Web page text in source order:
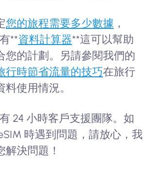
您的旅程需要多少數據 ，
**資料計算器**這可以幫助
您的計劃。另請參閱我們的
行時節省流量的技巧在旅行
使用情況。
24 小時客戶支援團隊。如
時遇到問題，請放心，我
決問題！